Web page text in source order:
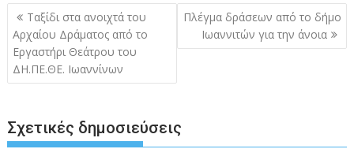
Πλοήγηση
άρθρων
Ταξίδι στα ανοιχτά του
Αρχαίου Δράματος από το
Εργαστήρι Θεάτρου του
ΔΗ.ΠΕ.ΘΕ. Ιωαννίνων
Πλέγμα δράσεων από το δήμο
Ιωαννιτών για την άνοια
Σχετικές δημοσιεύσεις